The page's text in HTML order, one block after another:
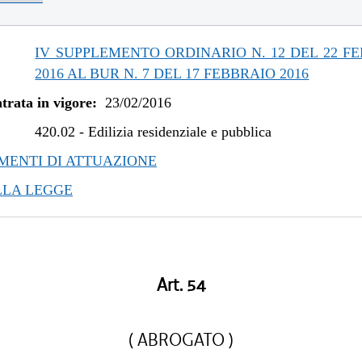
al 09/08/2019
al 10/07/2019
2018 al 30/04/2019
al 28/03/2018
al 04/01/2018
al 26/07/2017
IV SUPPLEMENTO ORDINARIO N. 12 DEL 22
2016 AL BUR N. 7 DEL 17 FEBBRAIO 2016
in vigore: 23/02/2016
420.02 -Edilizia residenziale e pubblica
DI ATTUAZIONE
LEGGE
Art. 54
( ABROGATO )